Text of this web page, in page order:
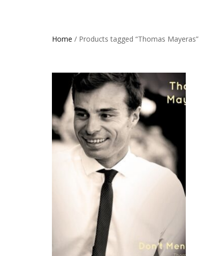
Home / Products tagged “Thomas Mayeras”